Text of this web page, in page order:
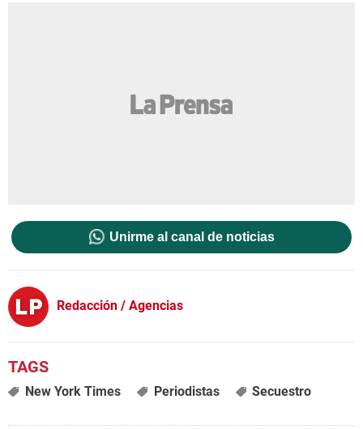
Unirme al canal de noticias
Redacción / Agencias
New York Times Periodistas Secuestro